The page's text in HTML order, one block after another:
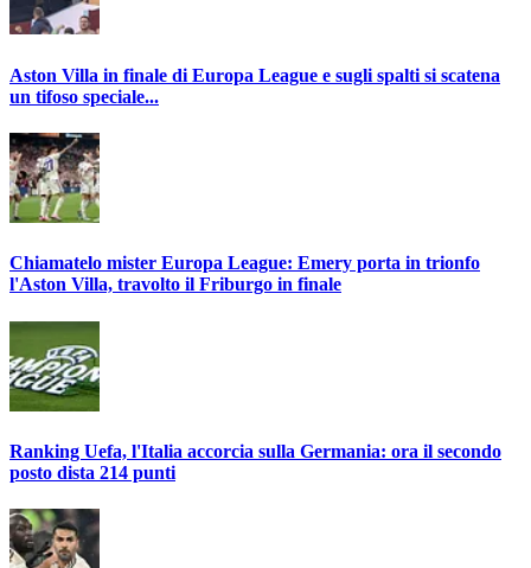
Aston Villa in finale di Europa League e sugli spalti si scatena
un tifoso speciale...
Chiamatelo mister Europa League: Emery porta in trionfo
l'Aston Villa, travolto il Friburgo in finale
Ranking Uefa, l'Italia accorcia sulla Germania: ora il secondo
posto dista 214 punti